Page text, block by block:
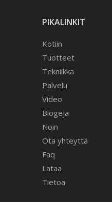
PIKALINKIT
Kotiin
Tuotteet
Tekniikka
Palvelu
Video
Blogeja
Noin
Ota yhteyttä
Faq
Lataa
Tietoa